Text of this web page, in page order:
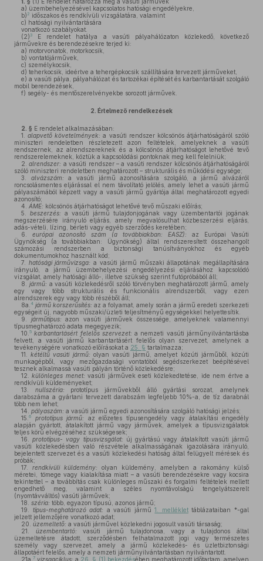
a) üzembehelyezésével kapcsolatos hatósági engedélyekre,
b) 2 időszakos és rendkívüli vizsgálatára, valamint
c) hatósági nyilvántartására
vonatkozó szabályokat.
(2) 3
E rendelet hatálya a vasúti pályahálózaton közlekedő, következő
járművekre és berendezésekre terjed ki:
a) motorvonatok, motorkocsik,
b) vontatójárművek,
c) személykocsik,
d) teherkocsik, ideértve a tehergépkocsik szállítására tervezett járműveket,
e) a vasúti pálya, pályahálózat és tartozékai építését és karbantartását szolgáló
mobil berendezések,
f) segély- és mentőszerelvényekbe sorozott járművek.
2. Értelmező rendelkezések
2. § E rendelet alkalmazásában:
1.
alapvető követelmények:a vasúti rendszer kölcsönös átjárhatóságáról szóló
miniszteri rendeletben részletezett azon feltételek, amelyeknek a vasúti
rendszernek, az alrendszereknek és a kölcsönös átjárhatóságot lehetővé tevő
rendszerelemeknek, köztük a kapcsolódási pontoknak meg kell felelniük;
2.
alrendszer: a vasúti rendszer – a vasúti rendszer kölcsönös átjárhatóságáról
szóló miniszteri rendeletben meghatározott – strukturális és működési egysége;
3.
alvázszám:a vasúti jármű azonosítására szolgáló, a jármű alvázáról
roncsolásmentes eljárással el nem távolítató jelölés, amely lehet a vasúti jármű
pályaszámából képzett vagy a vasúti jármű gyártója által meghatározott egyedi
azonosító;
4. ÁME: kölcsönös átjárhatóságot lehetővé tevő műszaki előírás;
5.
beszerzés: a vasúti jármű tulajdonjogának vagy üzembentartói jogának
megszerzésére irányuló eljárás, amely megvalósulhat közbeszerzési eljárás,
adás-vételi, lízing, bérleti vagy egyéb szerződés keretében;
6.
európai azonosító szám (a továbbiakban: EASZ): az Európai Vasúti
Ügynökség (a továbbiakban: Ügynökség) által rendszeresített összehangolt
számozási rendszerben a biztonsági tanúsítványokhoz és egyéb
dokumentumokhoz használt kód;
7.
hatósági járművizsga: a vasúti jármű műszaki állapotának megállapítására
irányuló, a jármű üzembehelyezési engedélyezési eljárásához kapcsolódó
vizsgálat, amely hatósági álló-, illetve szükség szerint futópróbából áll;
8.
jármű: a vasúti közlekedésről szóló törvényben meghatározott jármű, amely
egy vagy több strukturális és funkcionális alrendszerből, vagy ezen
alrendszerek egy vagy több részéből áll;
8a. 4 jármű korszerűsítés: az a folyamat, amely során a jármű eredeti szerkezeti
egységeit új, nagyobb műszaki/üzleti teljesítményű egységekkel helyettesítik.
9.
járműtípus:azon vasúti járművek összessége, amelyeknek valamennyi
típusmeghatározó adata megegyezik;
10. 5 karbantartásért felelős szervezet: a nemzeti vasúti járműnyilvántartásba
felvett, a vasúti jármű karbantartásért felelős olyan szervezet, amelynek a
tevékenységére vonatkozó előírásokat a 25. § tartalmazza;
11.
kétéltű vasúti jármű: olyan vasúti jármű, amelyet közúti járműből, közúti
munkagépből, vagy mezőgazdasági vontatóból segédszerkezet beépítésével
tesznek alkalmassá vasúti pályán történő közlekedésre;
12.
különleges menet:vasúti járművek eseti közlekedtetése, ide nem értve a
rendkívüli küldeményeket;
13.
nullszéria: prototípus járművekből álló gyártási sorozat, amelynek
darabszáma a gyártani tervezett darabszám legfeljebb 10%-a, de tíz darabnál
több nem lehet;
14. pályaszám: a vasúti jármű egyedi azonosítására szolgáló hatósági jelzés;
15. 6 prototípus jármű: az előzetes típusengedély vagy átalakítási engedély
alapján gyártott, átalakított jármű vagy járművek, amelyek a típusvizsgálatok
teljes körű elvégzéséhez szükségesek;
16.
prototípus- vagy típusvizsgálat: új gyártású vagy átalakított vasúti jármű
vasúti közlekedésben való részvétele alkalmasságának igazolására irányuló,
bejelentett szervezet és a vasúti közlekedési hatóság által felügyelt mérések és
próbák;
17.
rendkívüli küldemény: olyan küldemény, amelyben a rakomány külső
méretei, tömege vagy kialakítása miatt – a vasúti berendezésekre vagy kocsira
tekintettel – a továbbítás csak különleges műszaki és forgalmi feltételek mellett
engedhető meg, valamint a széles nyomtávolságú tengelyátszerelt
(nyomtávváltós) vasúti járművek;
18. széria: több, egyazon típusú, azonos jármű;
19.
típus-meghatározó adat: a vasúti jármű1. melléklettáblázataiban *-gal
jelzett jellemzőjére vonatkozó adat;
20. üzemeltető: a vasúti járművel közlekedni jogosult vasúti társaság;
21.
üzembentartó:vasúti jármű tulajdonosa, vagy a tulajdonos által
üzemeltetésre átadott, szerződésben felhatalmazott jogi vagy természetes
személy vagy szervezet, amely a jármű közlekedés- és üzletbiztonsági
állapotáért felelős, amely a nemzeti járműnyilvántartásban nyilvántartott.
21a. 7 vizsgaciklus: a 26. § (1) bekezdésében meghatározott időtartam, amelyen